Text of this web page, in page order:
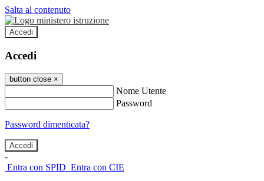
Salta al contenuto
Accedi
Accedi
button close ×
Nome Utente
Password
Password dimenticata?
-
Entra con SPID Entra con CIE